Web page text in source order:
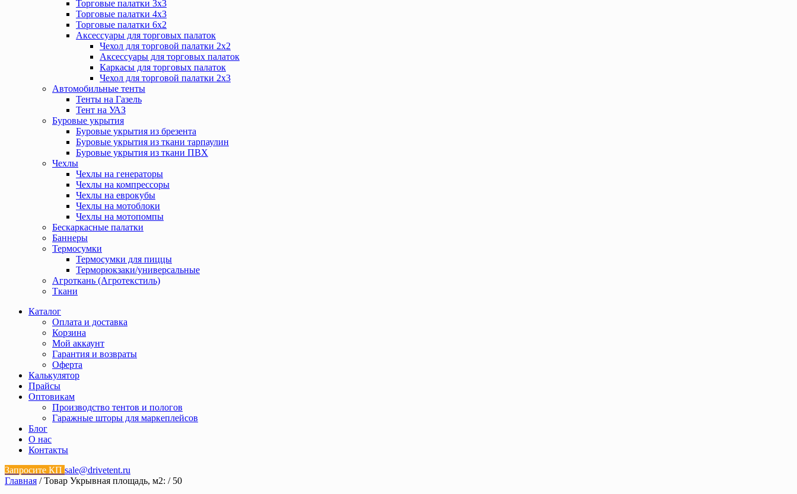
Торговые палатки 3х3
Торговые палатки 4х3
Торговые палатки 6х2
Аксессуары для торговых палаток
Чехол для торговой палатки 2х2
Аксессуары для торговых палаток
Каркасы для торговых палаток
Чехол для торговой палатки 2х3
Автомобильные тенты
Тенты на Газель
Тент на УАЗ
Буровые укрытия
Буровые укрытия из брезента
Буровые укрытия из ткани тарпаулин
Буровые укрытия из ткани ПВХ
Чехлы
Чехлы на генераторы
Чехлы на компрессоры
Чехлы на еврокубы
Чехлы на мотоблоки
Чехлы на мотопомпы
Бескаркасные палатки
Баннеры
Термосумки
Термосумки для пиццы
Терморюкзаки/универсальные
Агроткань (Агротекстиль)
Ткани
Каталог
Оплата и доставка
Корзина
Мой аккаунт
Гарантия и возвраты
Оферта
Калькулятор
Прайсы
Оптовикам
Производство тентов и пологов
Гаражные шторы для маркеплейсов
Блог
О нас
Контакты
Запросите КП sale@drivetent.ru
Главная / Товар Укрывная площадь, м2: / 50